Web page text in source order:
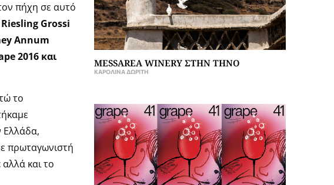
πήχη σε αυτό
Grossi
Annum
2016 και
το
Ελλάδα,
πρωταγωνιστή
αλλά και το
MESSAREA WINERY ΣΤΗΝ ΤΗΝΟ
ΚΑΡΟΛΊΝΑ ΔΩΡΊΤΗ